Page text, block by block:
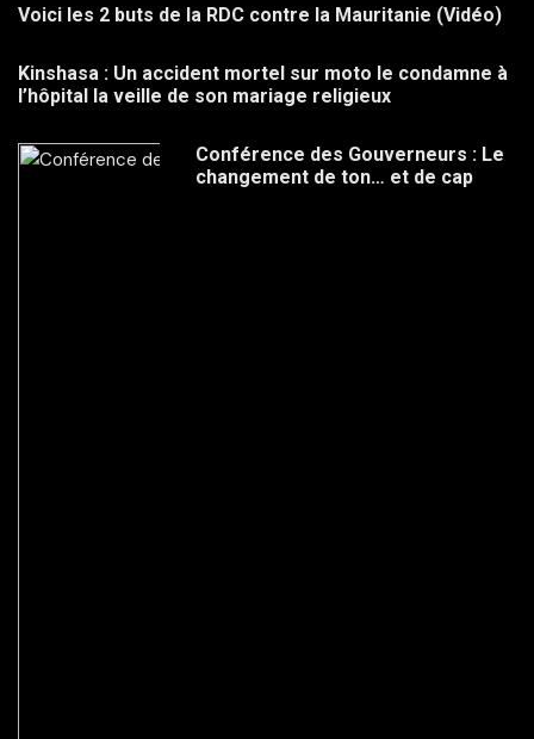
Voici les 2 buts de la RDC contre la Mauritanie (Vidéo)
Kinshasa : Un accident mortel sur moto le condamne à
l’hôpital la veille de son mariage religieux
Conférence des Gouverneurs : Le
changement de ton… et de cap